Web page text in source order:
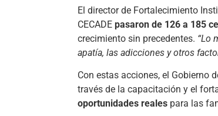
El director de Fortalecimiento
CECADE pasaron de 126 a 185
crecimiento sin precedentes. “Lo
apatía, las adicciones y otros
Con estas acciones, el Gobierno
través de la capacitación y el
oportunidades reales para las